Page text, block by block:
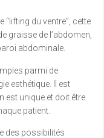
“lifting du ventre”, cette
graisse de l’abdomen,
abdominale.
parmi de
esthétique. Il est
est unique et doit être
patient.
des possibilités